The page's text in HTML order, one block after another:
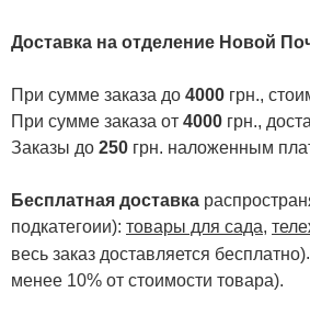
Доставка на отделение Новой
При сумме заказа до 4000 грн.,
При сумме заказа от 4000 грн.,
Заказы до 250 грн. наложенным
Бесплатная доставка
подкатегоии): товары для сада,
весь заказ доставляется бесплатно)
менее 10% от стоимости товара).